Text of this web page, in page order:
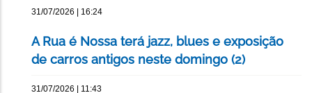
31/07/2026 | 16:24
A Rua é Nossa terá jazz, blues e exposição
de carros antigos neste domingo (2)
31/07/2026 | 11:43